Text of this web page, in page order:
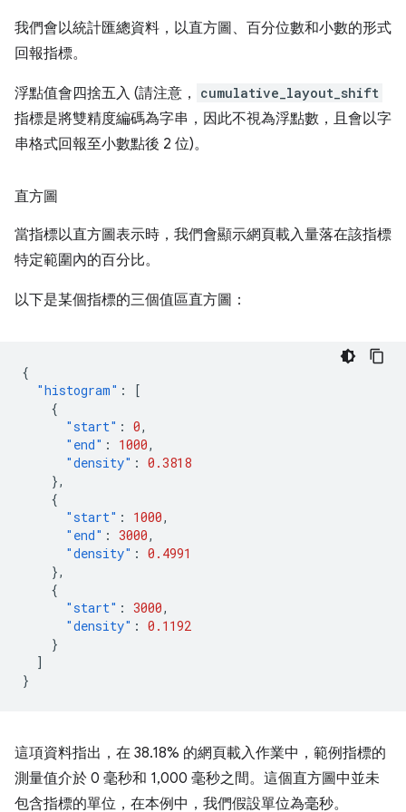
我們會以統計匯總資料，以直方圖、百分位數和小數的形式
回報指標。
浮點值會四捨五入 (請注意， cumulative_layout_shift
指標是將雙精度編碼為字串，因此不視為浮點數，且會以字
串格式回報至小數點後 2 位)。
直方圖
當指標以直方圖表示時，我們會顯示網頁載入量落在該指標
特定範圍內的百分比。
以下是某個指標的三個值區直方圖：
{
"histogram" :
[
{
"start" : 0,
"end" : 1000,
"density" : 0.3818
},
{
"start" : 1000,
"end" : 3000,
"density" : 0.4991
},
{
"start" : 3000,
"density" : 0.1192
}
]
}
這項資料指出，在 38.18% 的網頁載入作業中，範例指標的
測量值介於 0 毫秒和 1,000 毫秒之間。這個直方圖中並未
包含指標的單位，在本例中，我們假設單位為毫秒。